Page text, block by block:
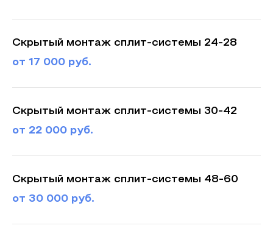
Скрытый монтаж сплит-системы 24-28
от 17 000 руб.
Скрытый монтаж сплит-системы 30-42
от 22 000 руб.
Скрытый монтаж сплит-системы 48-60
от 30 000 руб.